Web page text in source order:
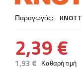
Παραγωγός: KNOTT
2,39 €
1,93 € Καθαρή τιμή